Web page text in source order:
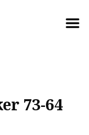
73-64